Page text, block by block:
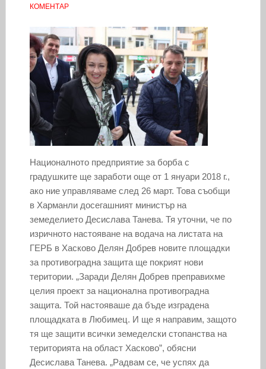
КОМЕНТАР
Националното предприятие за борба с
градушките ще заработи още от 1 януари 2018 г.,
ако ние управляваме след 26 март. Това съобщи
в Харманли досегашният министър на
земеделието Десислава Танева. Тя уточни, че по
изричното настояване на водача на листата на
ГЕРБ в Хасково Делян Добрев новите площадки
за противоградна защита ще покрият нови
територии. „Заради Делян Добрев преправихме
целия проект за национална противоградна
защита. Той настояваше да бъде изградена
площадката в Любимец. И ще я направим, защото
тя ще защити всички земеделски стопанства на
територията на област Хасково”, обясни
Десислава Танева. „Радвам се, че успях да